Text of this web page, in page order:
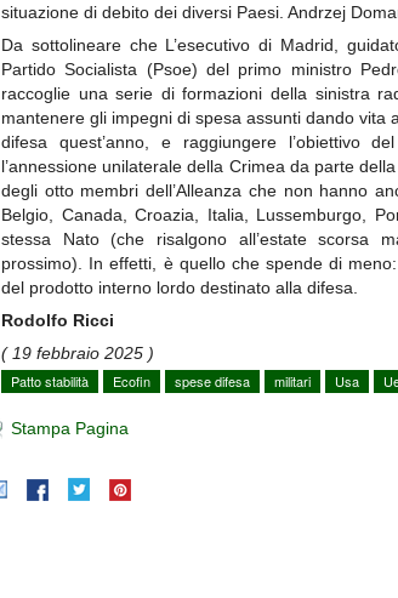
situazione di debito dei diversi Paesi. Andrzej
Da sottolineare che L’esecutivo di Madrid,
Partido Socialista (Psoe) del primo ministro
raccoglie una serie di formazioni della sinistra
mantenere gli impegni di spesa assunti dando vita
difesa quest’anno, e raggiungere l’obiettivo
l’annessione unilaterale della Crimea da parte
degli otto membri dell’Alleanza che non hanno
Belgio, Canada, Croazia, Italia, Lussemburgo,
stessa Nato (che risalgono all’estate scorsa
prossimo). In effetti, è quello che spende di
del prodotto interno lordo destinato alla difesa.
Rodolfo Ricci
( 19 febbraio 2025 )
Patto stabilità
Ecofin spese difesa militari Usa
Stampa Pagina